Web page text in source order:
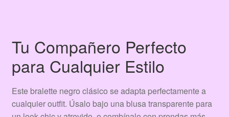
Tu Compañero Perfecto
para Cualquier Estilo
Este bralette negro clásico se adapta perfectamente a
cualquier outfit. Úsalo bajo una blusa transparente para